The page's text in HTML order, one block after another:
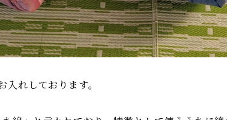
れしております。